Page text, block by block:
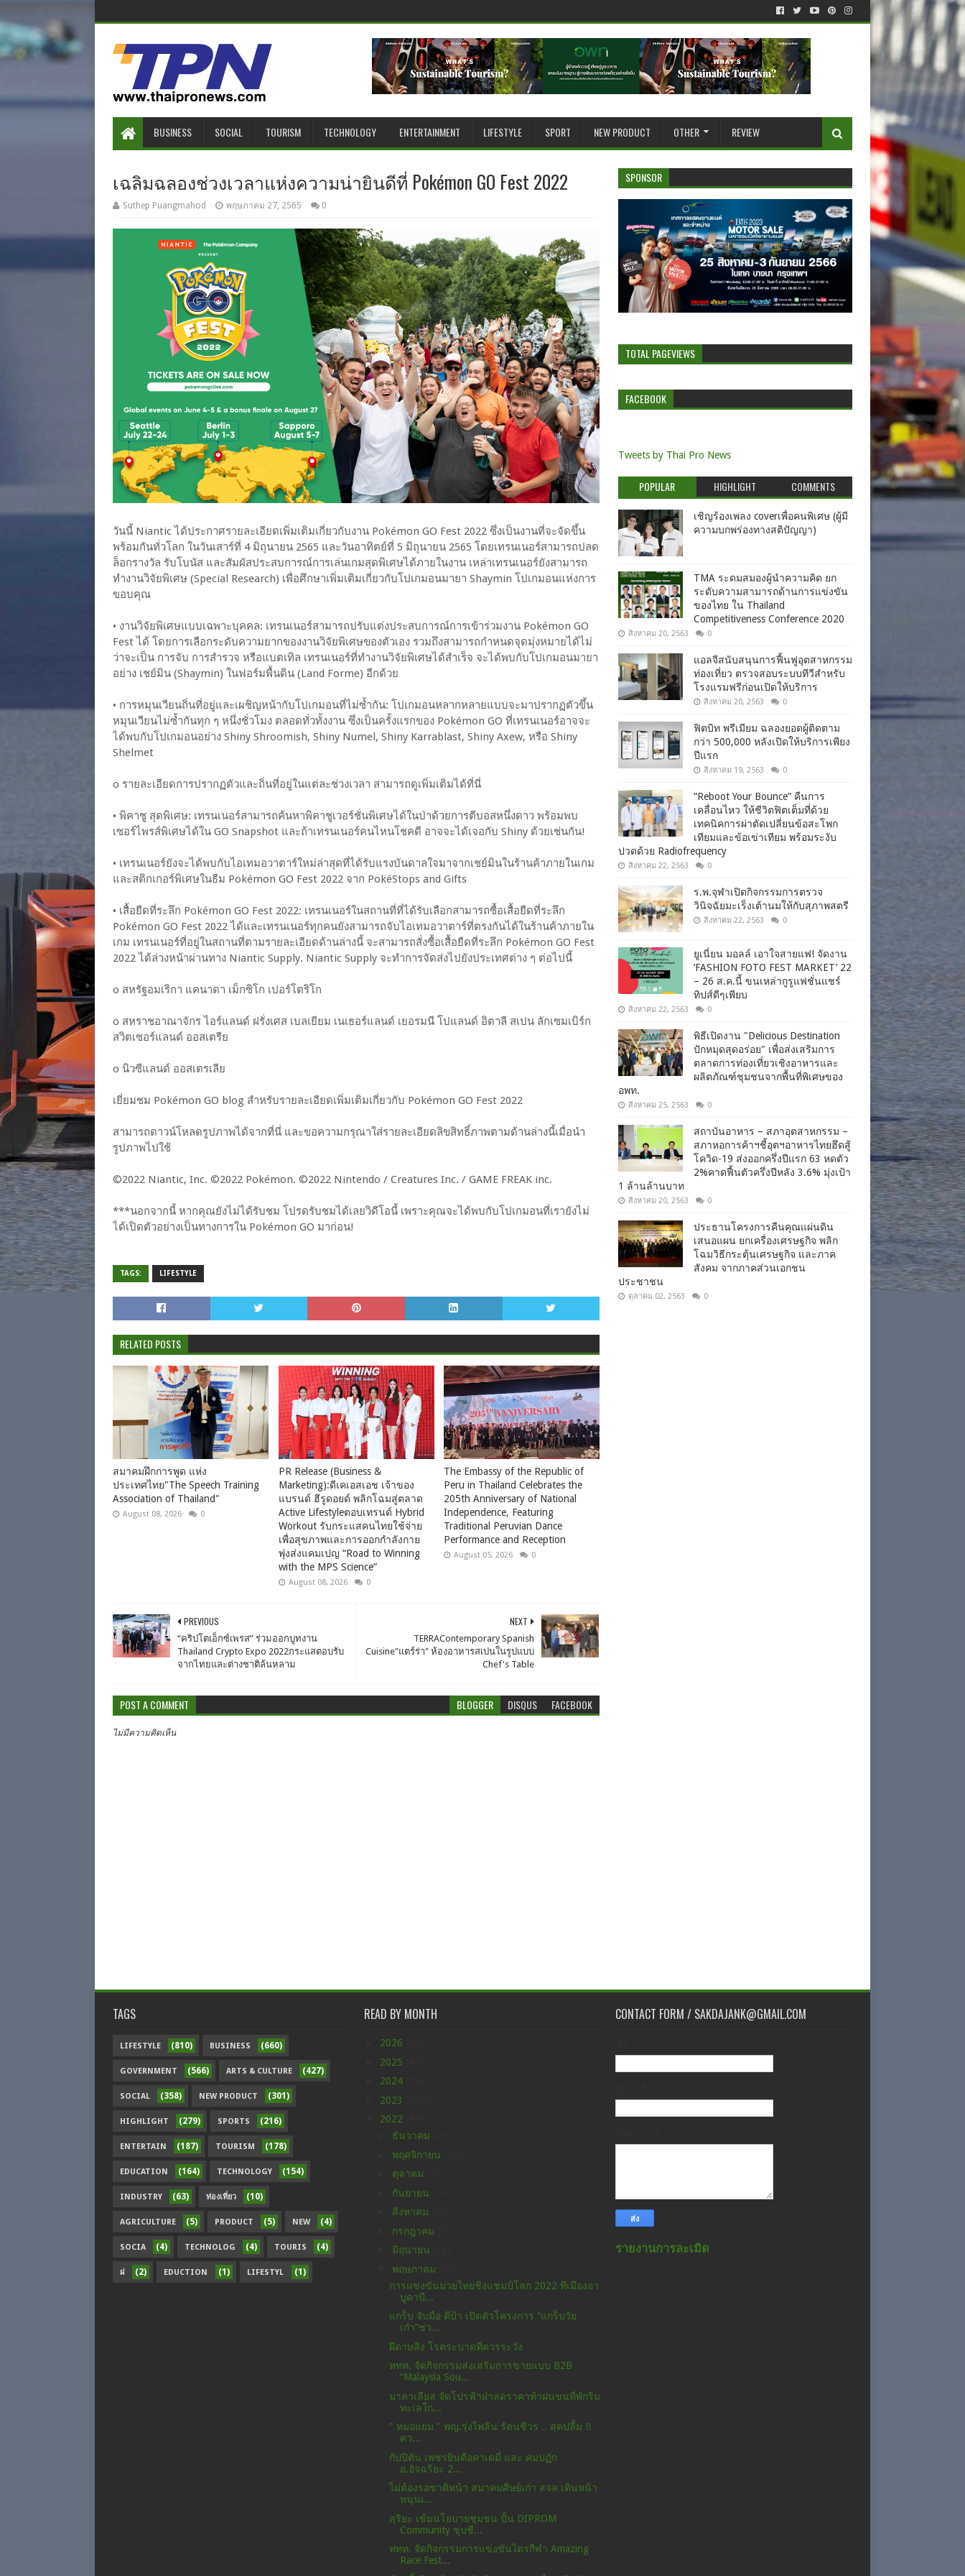
BUSINESS SOCIAL TOURISM TECHNOLOGY ENTERTAINMENT LIFESTYLE SPORT NEW PRODUCT OTHER REVIEW
เฉลิมฉลองช่วงเวลาแห่งความน่ายินดีที่ Pokémon GO Fest 2022
Suthep Puangmahod พฤษภาคม 27, 2565 0
วันนี้ Niantic ได้ประกาศรายละเอียดเพิ่มเติมเกี่ยวกับงาน Pokémon GO Fest 2022 ซึ่งเป็นงานที่จะจัดขึ้น
พร้อมกันทั่วโลก ในวันเสาร์ที่ 4 มิถุนายน 2565 และวันอาทิตย์ที่ 5 มิถุนายน 2565 โดยเทรนเนอร์สามารถปลด
ล็อกรางวัล รับโบนัส และสัมผัสประสบการณ์การเล่นเกมสุดพิเศษได้ภายในงาน เหล่าเทรนเนอร์ยังสามารถ
ทำงานวิจัยพิเศษ (Special Research) เพื่อศึกษาเพิ่มเติมเกี่ยวกับโปเกมอนมายา Shaymin โปเกมอนแห่งการ
ขอบคุณ
• งานวิจัยพิเศษแบบเฉพาะบุคคล: เทรนเนอร์สามารถปรับแต่งประสบการณ์การเข้าร่วมงาน Pokémon GO
Fest ได้ โดยการเลือกระดับความยากของงานวิจัยพิเศษของตัวเอง รวมถึงสามารถกำหนดจุดมุ่งหมายได้ไม่
ว่าจะเป็น การจับ การสำรวจ หรือแบตเทิล เทรนเนอร์ที่ทำงานวิจัยพิเศษได้สำเร็จ จะได้พบกับโปเกมอนมายา
อย่าง เชย์มิน (Shaymin) ในฟอร์มพื้นดิน (Land Forme) อีกด้วย
• การหมุนเวียนถิ่นที่อยู่และเผชิญหน้ากับโปเกมอนที่ไม่ซ้ำกัน: โปเกมอนหลากหลายแบบจะมาปรากฏตัวขึ้น
หมุนเวียนไม่ซ้ำกันทุก ๆ หนึ่งชั่วโมง ตลอดทั่วทั้งงาน ซึ่งเป็นครั้งแรกของ Pokémon GO ที่เทรนเนอร์อาจจะ
ได้พบกับโปเกมอนอย่าง Shiny Shroomish, Shiny Numel, Shiny Karrablast, Shiny Axew, หรือ Shiny
Shelmet
o รายละเอียดการปรากฏตัวและถิ่นที่อยู่ในแต่ละช่วงเวลา สามารถดูเพิ่มเติมได้ที่นี่
• พิคาชู สุดพิเศษ: เทรนเนอร์สามารถค้นหาพิคาชูเวอร์ชั่นพิเศษได้ในป่าด้วยการตีบอสหนึ่งดาว พร้อมพบ
เซอร์ไพรส์พิเศษได้ใน GO Snapshot และถ้าเทรนเนอร์คนไหนโชคดี อาจจะได้เจอกับ Shiny ด้วยเช่นกัน!
• เทรนเนอร์ยังจะได้พบกับไอเทมอวาตาร์ใหม่ล่าสุดที่ได้รับแรงบันดาลใจมาจากเชย์มินในร้านค้าภายในเกม
และสติกเกอร์พิเศษในธีม Pokémon GO Fest 2022 จาก PokéStops and Gifts
• เสื้อยืดที่ระลึก Pokémon GO Fest 2022: เทรนเนอร์ในสถานที่ที่ได้รับเลือกสามารถซื้อเสื้อยืดที่ระลึก
Pokémon GO Fest 2022 ได้และเทรนเนอร์ทุกคนยังสามารถจับไอเทมอวาตาร์ที่ตรงกันได้ในร้านค้าภายใน
เกม เทรนเนอร์ที่อยู่ในสถานที่ตามรายละเอียดด้านล่างนี้ จะสามารถสั่งซื้อเสื้อยืดที่ระลึก Pokémon GO Fest
2022 ได้ล่วงหน้าผ่านทาง Niantic Supply. Niantic Supply จะทำการจัดส่งไปยังประเทศต่าง ๆ ต่อไปนี้
o สหรัฐอมเริกา แคนาดา เม็กซิโก เปอร์โตริโก
o สหราชอาณาจักร ไอร์แลนด์ ฝรั่งเศส เบลเยียม เนเธอร์แลนด์ เยอรมนี โปแลนด์ อิตาลี สเปน ลักเซมเบิร์ก
สวิตเซอร์แลนด์ ออสเตรีย
o นิวซีแลนด์ ออสเตรเลีย
เยี่ยมชม Pokémon GO blog สำหรับรายละเอียดเพิ่มเติมเกี่ยวกับ Pokémon GO Fest 2022
สามารถดาวน์โหลดรูปภาพได้จากที่นี่ และขอความกรุณาใส่รายละเอียดลิขสิทธิ์ภาพตามด้านล่างนี้เมื่อนำ
รูปภาพไปใช้
©2022 Niantic, Inc. ©2022 Pokémon. ©2022 Nintendo / Creatures Inc. / GAME FREAK inc.
***นอกจากนี้ หากคุณยังไม่ได้รับชม โปรดรับชมได้เลยวิดีโอนี้ เพราะคุณจะได้พบกับโปเกมอนที่เรายังไม่
ได้เปิดตัวอย่างเป็นทางการใน Pokémon GO มาก่อน!
TAGS: LIFESTYLE
RELATED POSTS
สมาคมฝึกการพูด แห่ง
ประเทศไทย"The Speech Training
Association of Thailand"
August 08, 2026 0
PR Release (Business &
Marketing):ดีเคเอสเอช เจ้าของ
แบรนด์ ฮีรูดอยด์ พลิกโฉมสู่ตลาด
Active Lifestyleตอบเทรนด์ Hybrid
Workout รับกระแสคนไทยใช้จ่าย
เพื่อสุขภาพและการออกกำลังกาย
พุ่งส่งแคมเปญ “Road to Winning
with the MPS Science”
August 08, 2026 0
The Embassy of the Republic of
Peru in Thailand Celebrates the
205th Anniversary of National
Independence, Featuring
Traditional Peruvian Dance
Performance and Reception
August 05, 2026 0
NEXT
TERRAContemporary Spanish
Cuisine"แตร์ร่า" ห้องอาหารสเปนในรูปแบบ
Chef's Table
PREVIOUS
“คริปโตเอ็กซ์เพรส” ร่วมออกบูทงาน
Thailand Crypto Expo 2022กระแสตอบรับ
จากไทยและต่างชาติล้นหลาม
POST A COMMENT BLOGGER DISQUS FACEBOOK
ไม่มีความคิดเห็น
SPONSOR
TOTAL PAGEVIEWS
FACEBOOK
Tweets by Thai Pro News
POPULAR HIGHLIGHT COMMENTS
เชิญร้องเพลง coverเพื่อคนพิเศษ (ผู้มี
ความบกพร่องทางสติปัญญา)
TMA ระดมสมองผู้นำความคิด ยก
ระดับความสามารถด้านการแข่งขัน
ของไทย ใน Thailand
Competitiveness Conference 2020
สิงหาคม 20, 2563 0
แอลจีสนับสนุนการฟื้นฟูอุตสาหกรรม
ท่องเที่ยว ตรวจสอบระบบทีวีสำหรับ
โรงแรมฟรีก่อนเปิดให้บริการ
สิงหาคม 20, 2563 0
ฟิตบิท พรีเมียม ฉลองยอดผู้ติดตาม
กว่า 500,000 หลังเปิดให้บริการเพียง
ปีแรก
สิงหาคม 19, 2563 0
“Reboot Your Bounce” คืนการ
เคลื่อนไหว ให้ชีวิตฟิตเต็มที่ด้วย
เทคนิคการผ่าตัดเปลี่ยนข้อสะโพก
เทียมและข้อเข่าเทียม พร้อมระงับ
ปวดด้วย Radiofrequency
สิงหาคม 22, 2563 0
ร.พ.จุฬาเปิดกิจกรรมการตรวจ
วินิจฉัยมะเร็งเต้านมให้กับสุภาพสตรี
สิงหาคม 22, 2563 0
ยูเนี่ยน มอลล์ เอาใจสายแฟ! จัดงาน
‘FASHION FOTO FEST MARKET’ 22
– 26 ส.ค.นี้ ขนเหล่ากูรูแฟชั่นแชร์
ทิปส์ดีๆเพียบ
สิงหาคม 22, 2563 0
พิธีเปิดงาน "Delicious Destination
ปักหมุดสุดอร่อย" เพื่อส่งเสริมการ
ตลาดการท่องเที่ยวเชิงอาหารและ
ผลิตภัณฑ์ชุมชนจากพื้นที่พิเศษของ
อพท.
สิงหาคม 25, 2563 0
สถาบันอาหาร – สภาอุตสาหกรรม –
สภาหอการค้าฯชี้อุตฯอาหารไทยฮึดสู้
โควิด-19 ส่งออกครึ่งปีแรก 63 หดตัว
2%คาดฟื้นตัวครึ่งปีหลัง 3.6% มุ่งเป้า
1 ล้านล้านบาท
สิงหาคม 20, 2563 0
ประธานโครงการคืนคุณแผ่นดิน
เสนอแผน ยกเครื่องเศรษฐกิจ พลิก
โฉมวิธีกระตุ้นเศรษฐกิจ และภาค
สังคม จากภาคส่วนเอกชน
ประชาชน
ตุลาคม 02, 2563 0
TAGS
LIFESTYLE (810) BUSINESS (660)
GOVERNMENT (566) ARTS & CULTURE (427)
SOCIAL (358) NEW PRODUCT (301)
HIGHLIGHT (279) SPORTS (216)
ENTERTAIN (187) TOURISM (178)
EDUCATION (164) TECHNOLOGY (154)
INDUSTRY (63) ท่องเที่ยว (10)
AGRICULTURE (5) PRODUCT (5) NEW (4)
SOCIA (4) TECHNOLOG (4) TOURIS (4)
ฝ (2) EDUCTION (1) LIFESTYL (1)
READ BY MONTH
2026
2025
2024
2023
2022
ธันวาคม
พฤศจิกายน
ตุลาคม
กันยายน
สิงหาคม
กรกฎาคม
มิถุนายน
พฤษภาคม
การแข่งขันมวยไทยชิงแชมป์โลก 2022 ที่เมืองอา
บูดาบี...
แกร็บ จับมือ ดีป้า เปิดตัวโครงการ “แกร็บวัย
เก๋า”ชว...
ฝีดาษลิง โรคระบาดที่ควรระวัง
ททท. จัดกิจกรรมส่งเสริมการขายแบบ B2B
“Malaysia Sou...
มาคาเลียส จัดโปรฟ้าฝ่าลดราคาท้าฝนขนที่พักริม
ทะเลใก...
" หมอแยม " พญ.รุ่งไพลิน รัตนชีวร .. สุดปลื้ม !!
คว...
กัปปิตัน เพชรยินดีอคาเดมี่ และ คมปฏัก
อ.อัจฉริยะ 2...
ไม่ต้องรอชาติหน้า สมาคมศิษย์เก่า สจล เดินหน้า
หนุนเ...
สุริยะ เข้มนโยบายชุมชน ปั้น DIPROM
Community ชุบชี...
ททท. จัดกิจกรรมการแข่งขันไตรกีฬา Amazing
Race Fest...
CONTACT FORM / SAKDAJANK@GMAIL.COM
รายงานการละเมิด